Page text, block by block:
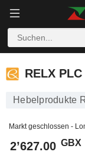
RELX PLC
RELX PLC
Hebelprodukte
Markt geschlossen -
2’627.00 GBX